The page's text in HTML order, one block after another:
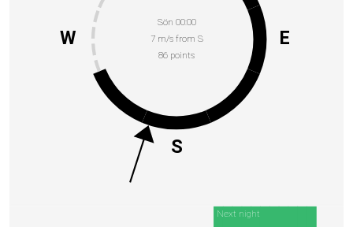
Sön 00:00
7 m/s from S
86 points
E
S
W
Next night